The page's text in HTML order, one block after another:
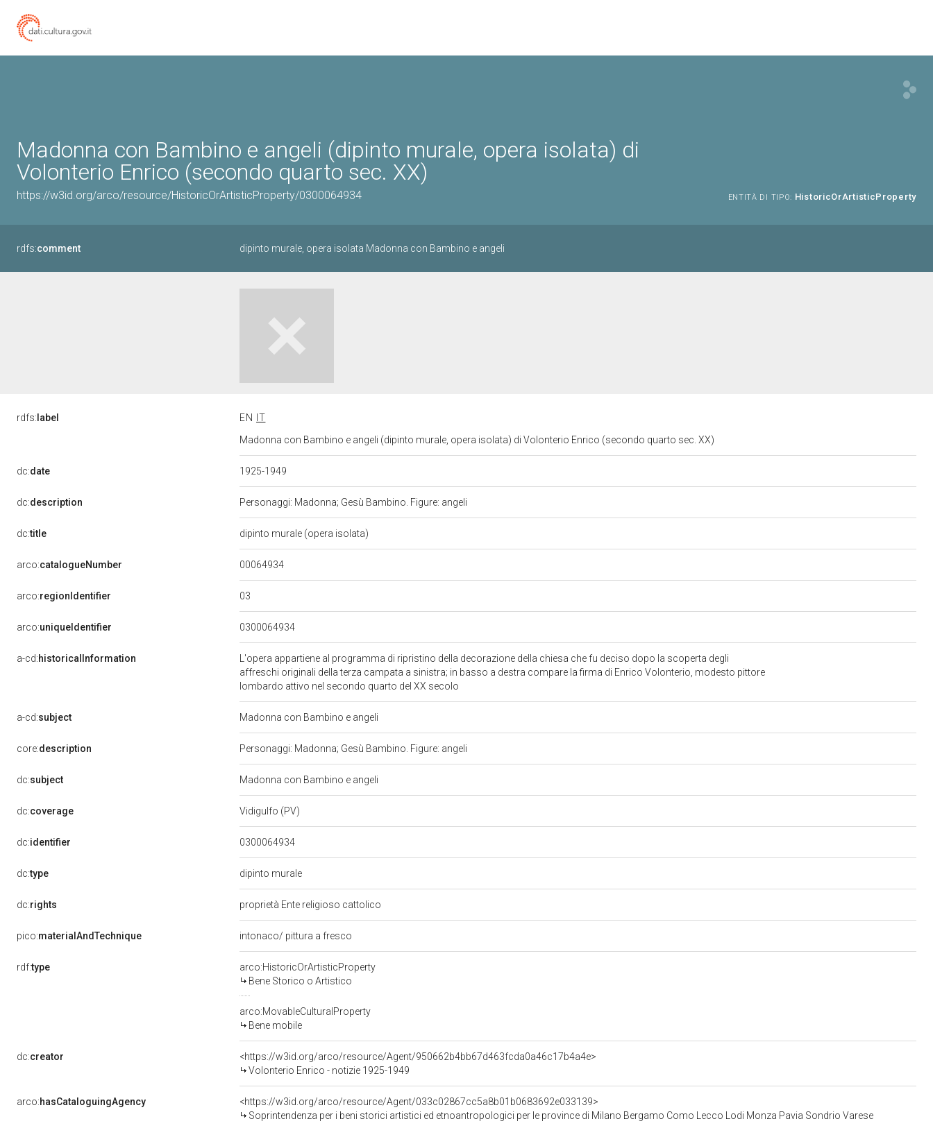
Madonna con Bambino e angeli (dipinto murale, opera isolata) di
Volonterio Enrico (secondo quarto sec. XX)
https://w3id.org/arco/resource/HistoricOrArtisticProperty/0300064934 ENTITÀ DI TIPO: HistoricOrArtisticProperty
rdfs:comment dipinto murale, opera isolata Madonna con Bambino e angeli
rdfs: label EN
IT
Madonna con Bambino e angeli (dipinto murale, opera isolata) di Volonterio Enrico (secondo quarto sec. XX)
dc:date 1925-1949
dc:description Personaggi: Madonna; Gesù Bambino. Figure: angeli
dc:title dipinto murale (opera isolata)
arco:catalogueNumber 00064934
arco:regionIdentifier 03
arco:uniqueIdentifier 0300064934
a-cd:historicalInformation
L'opera appartiene al programma di ripristino della decorazione della chiesa che fu deciso dopo la scoperta degli
affreschi originali della terza campata a sinistra; in basso a destra compare la firma di Enrico Volonterio, modesto pittore
lombardo attivo nel secondo quarto del XX secolo
a-cd:subject Madonna con Bambino e angeli
core:description Personaggi: Madonna; Gesù Bambino. Figure: angeli
dc:subject Madonna con Bambino e angeli
dc:coverage Vidigulfo (PV)
dc:identifier 0300064934
dc:type dipinto murale
dc:rights proprietà Ente religioso cattolico
pico:materialAndTechnique intonaco/ pittura a fresco
rdf:type
arco:HistoricOrArtisticProperty
Bene Storico o Artistico
arco:MovableCulturalProperty
Bene mobile
dc:creator
<https://w3id.org/arco/resource/Agent/950662b4bb67d463fcda0a46c17b4a4e>
Volonterio Enrico - notizie 1925-1949
arco:hasCataloguingAgency
<https://w3id.org/arco/resource/Agent/033c02867cc5a8b01b0683692e033139>
Soprintendenza per i beni storici artistici ed etnoantropologici per le province di Milano Bergamo Como Lecco Lodi Monza Pavia Sondrio Varese